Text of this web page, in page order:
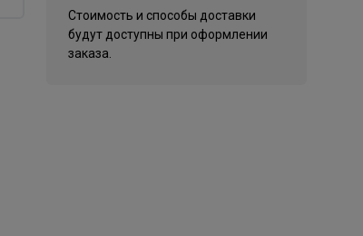
Стоимость и способы доставки
будут доступны при оформлении
заказа.